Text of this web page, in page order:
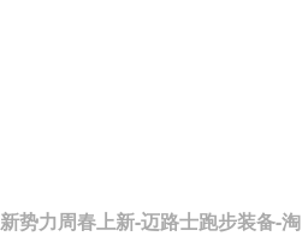
新势力周春上新-迈路士跑步装备-淘